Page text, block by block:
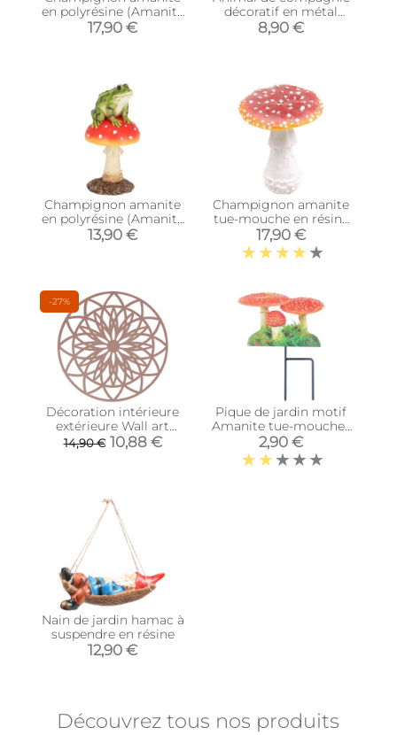
en polyrésine (Amanite
avec écureuil)
17,90 €
décoratif en métal
rouillé (Chat assis)
8,90 €
Champignon amanite
en polyrésine (Amanite
avec grenouille)
13,90 €
Champignon amanite
tue-mouche en résine
Forest (15 x 15 x 18 cm)
17,90 €
-27%
Décoration intérieure
extérieure Wall art
Fairytale 40 cm (Rose)
14,90 € 10,88 €
Pique de jardin motif
Amanite tue-mouches
(Unitaire)
2,90 €
Nain de jardin hamac à
suspendre en résine
12,90 €
Découvrez tous nos produits